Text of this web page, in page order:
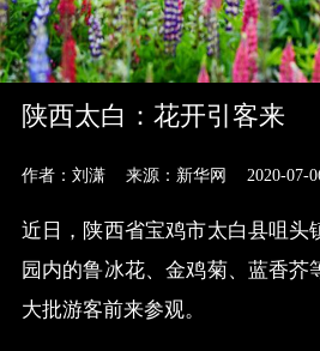
陕西太白：花开引客来
作者：刘潇 来源：新华网 2020-07-
近日，陕西省宝鸡市太白县咀头
园内的鲁冰花、金鸡菊、蓝香芥
大批游客前来参观。